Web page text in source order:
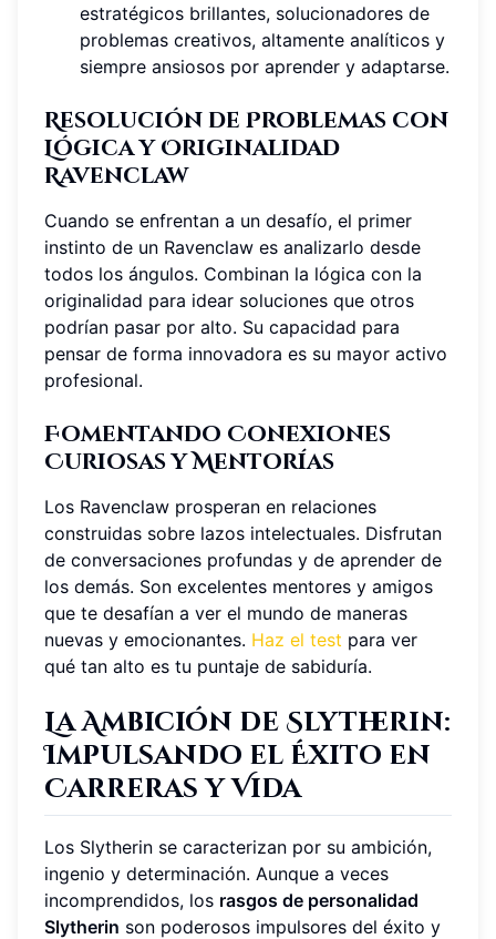
estratégicos brillantes, solucionadores de
problemas creativos, altamente analíticos y
siempre ansiosos por aprender y adaptarse.
Resolución de Problemas con
Lógica y Originalidad
Ravenclaw
Cuando se enfrentan a un desafío, el primer
instinto de un Ravenclaw es analizarlo desde
todos los ángulos. Combinan la lógica con la
originalidad para idear soluciones que otros
podrían pasar por alto. Su capacidad para
pensar de forma innovadora es su mayor activo
profesional.
Fomentando Conexiones
Curiosas y Mentorías
Los Ravenclaw prosperan en relaciones
construidas sobre lazos intelectuales. Disfrutan
de conversaciones profundas y de aprender de
los demás. Son excelentes mentores y amigos
que te desafían a ver el mundo de maneras
nuevas y emocionantes. Haz el test para ver
qué tan alto es tu puntaje de sabiduría.
La Ambición de Slytherin:
Impulsando el Éxito en
Carreras y Vida
Los Slytherin se caracterizan por su ambición,
ingenio y determinación. Aunque a veces
incomprendidos, los rasgos de personalidad
Slytherin son poderosos impulsores del éxito y